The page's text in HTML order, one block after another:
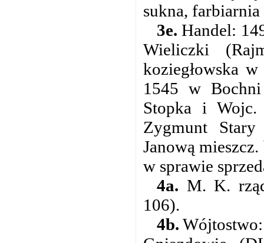
sukna,
3e. Handel:
Wieliczki
koziegłowska
1545 w
Stopka i
Zygmunt
Janową
w sprawie
4a. M. K.
106).
4b.